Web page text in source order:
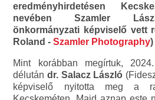
eredményhirdetésen
nevében Szamler
önkormányzati képviselő vett
Roland -Szamler Photography)
Mint korábban megírtuk,
délutándr. Salacz László
képviselő nyitotta meg a